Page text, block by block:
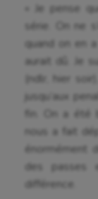
« Je pense
série. On ne
quand on en
aurait dû. Je
(ndlr, hier
jusqu’aux
fin. On a été
nous a fait
énormément
des
différence.